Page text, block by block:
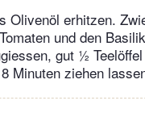
Olivenöl erhitzen.
und den
gut ½
Minuten ziehen